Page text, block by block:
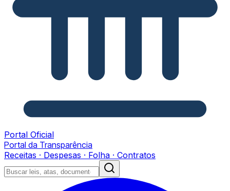
Portal Oficial
Portal da Transparência
Receitas · Despesas · Folha · Contratos